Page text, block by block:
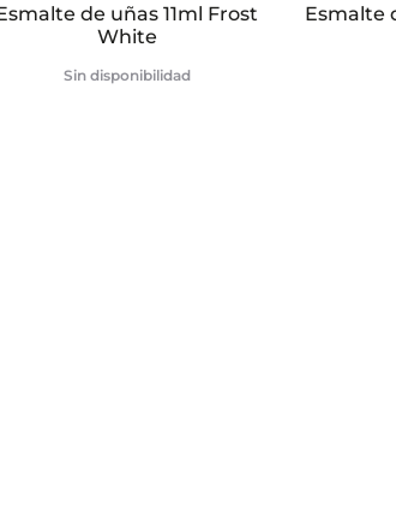
de uñas 11ml Frost
White
Sin disponibilidad
Esmalte